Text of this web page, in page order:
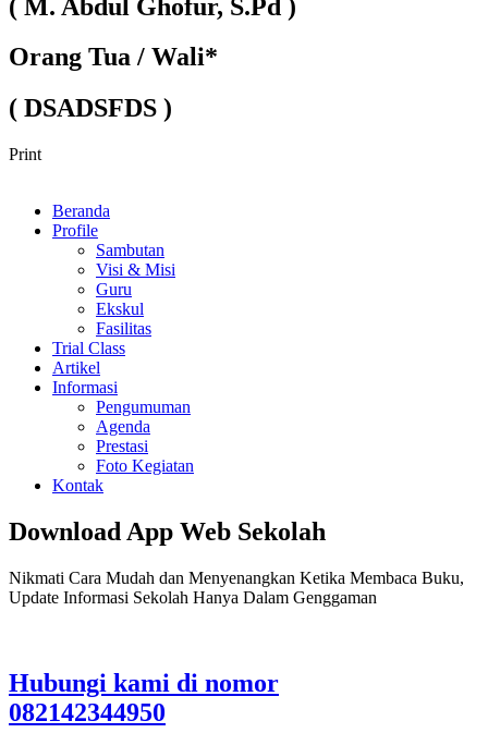
( M. Abdul Ghofur, S.Pd )
Orang Tua / Wali*
( DSADSFDS )
Print
Beranda
Profile
Sambutan
Visi & Misi
Guru
Ekskul
Fasilitas
Trial Class
Artikel
Informasi
Pengumuman
Agenda
Prestasi
Foto Kegiatan
Kontak
Download App Web Sekolah
Nikmati Cara Mudah dan Menyenangkan Ketika Membaca Buku,
Update Informasi Sekolah Hanya Dalam Genggaman
Hubungi kami di nomor
082142344950